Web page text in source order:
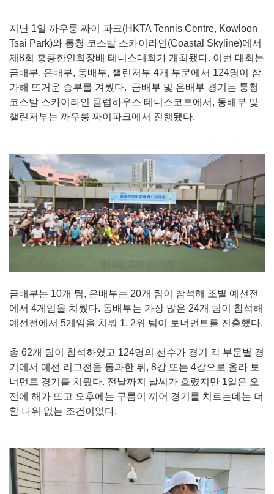
지난 1일 까우룽 짜이 파크(HKTA Tennis Centre, Kowloon
Tsai Park)와 통청 코스탈 스카이라인(Coastal Skyline)에서
제8회 홍콩한인회장배 테니스대회가 개최됐다. 이번 대회는
금배부, 은배부, 동배부, 챌린저부 4개 부문에서 124명이 참
가해 뜨거운 승부를 겨뤘다. 금배부 및 은배부 경기는 퉁청
코스탈 스카이라인 클럽하우스 테니스코트에서, 동배부 및
챌린저부는 까우룽 짜이파크에서 진행됐다.
금배부는 10개 팀, 은배부는 20개 팀이 참석해 조별 예선전
에서 4게임을 치뤘다. 동배부는 가장 많은 24개 팀이 참석해
예선전에서 5게임을 치뤄 1, 2위 팀이 토너먼트를 진출했다.
총 62개 팀이 참석하였고 124명의 선수가 경기 각 부문별 경
기에서 예선 리그전을 통과한 뒤, 8강 또는 4강으로 올라 토
너먼트 경기를 치뤘다. 전날까지 날씨가 흐렸지만 1일은 오
전에 해가 뜨고 오후에는 구름이 끼어 경기를 치르는데는 더
할 나위 없는 조건이었다.